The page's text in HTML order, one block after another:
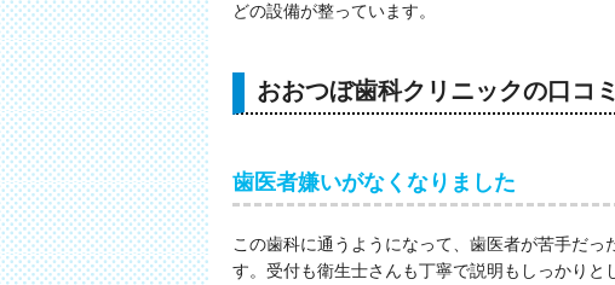
どの設備が整っています。
おおつぼ歯科クリニックの口コ
歯医者嫌いがなくなりました
この歯科に通うようになって、歯医者が苦手だ
す。受付も衛生士さんも丁寧で説明もしっかり